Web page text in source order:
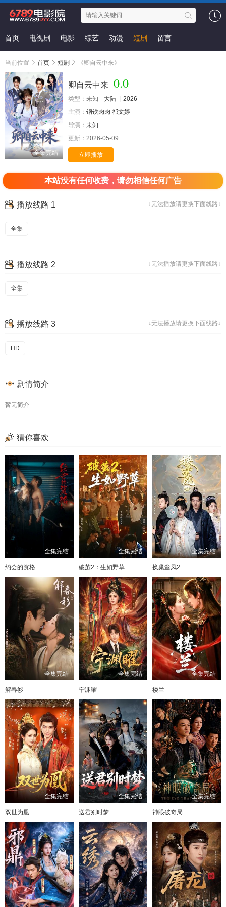
首页 电视剧 电影 综艺 动漫 短剧 留言
当前位置 首页 短剧 《卿自云中来》
全集完结
卿自云中来 0.0
类型： 未知 大陆
2026
主演： 钢铁肉肉 祁文婷
导演： 未知
更新： 2026-05-09
立即播放
本站没有任何收费，请勿相信任何广告
↓无法播放请更换下面线路↓
播放线路 1
全集
↓无法播放请更换下面线路↓
播放线路 2
全集
↓无法播放请更换下面线路↓
播放线路 3
HD
剧情简介
暂无简介
猜你喜欢
全集完结
约会的资格
全集完结
破茧2：生如野草
全集完结
换巢鸾凤2
全集完结
解春衫
全集完结
宁渊曜
全集完结
楼兰
全集完结
双世为凰
全集完结
送君别时梦
全集完结
神眼破奇局